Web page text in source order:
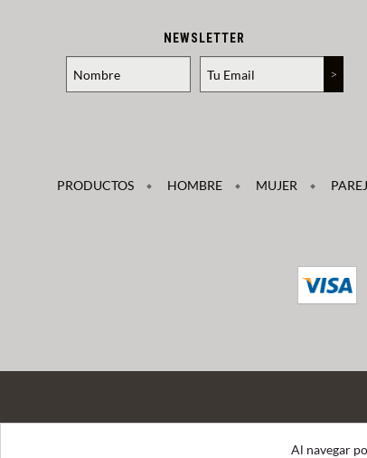
Al navegar
NEWSLETTER
PRODUCTOS HOMBRE MUJER